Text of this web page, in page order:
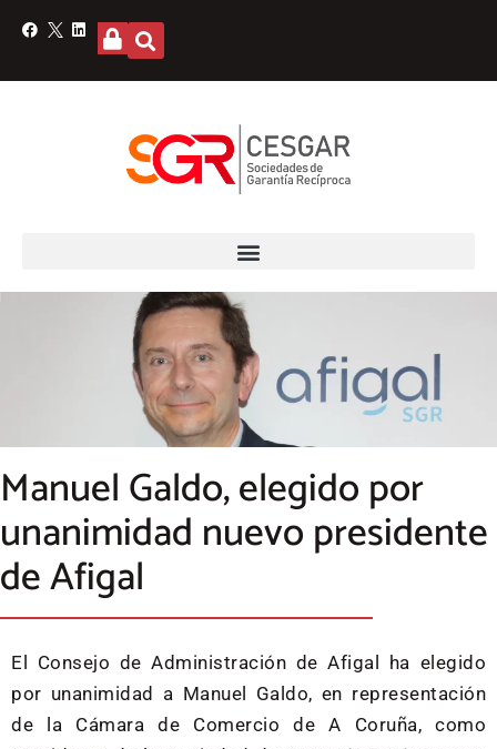
Manuel Galdo, elegido por
unanimidad nuevo presidente
de Afigal
El Consejo de Administración de Afigal ha elegido
por unanimidad a Manuel Galdo, en representación
de la Cámara de Comercio de A Coruña, como